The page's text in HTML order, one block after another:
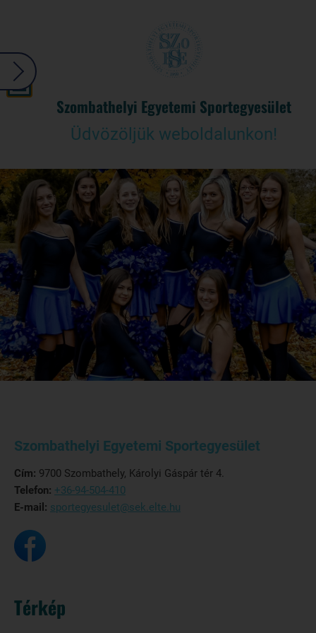
Szombathelyi Egyetemi Sportegyesület
Üdvözöljük weboldalunkon!
Szombathelyi Egyetemi Sportegyesület
Cím: 9700 Szombathely, Károlyi Gáspár tér 4.
Telefon: +36-94-504-410
E-mail: sportegyesulet@sek.elte.hu
Térkép